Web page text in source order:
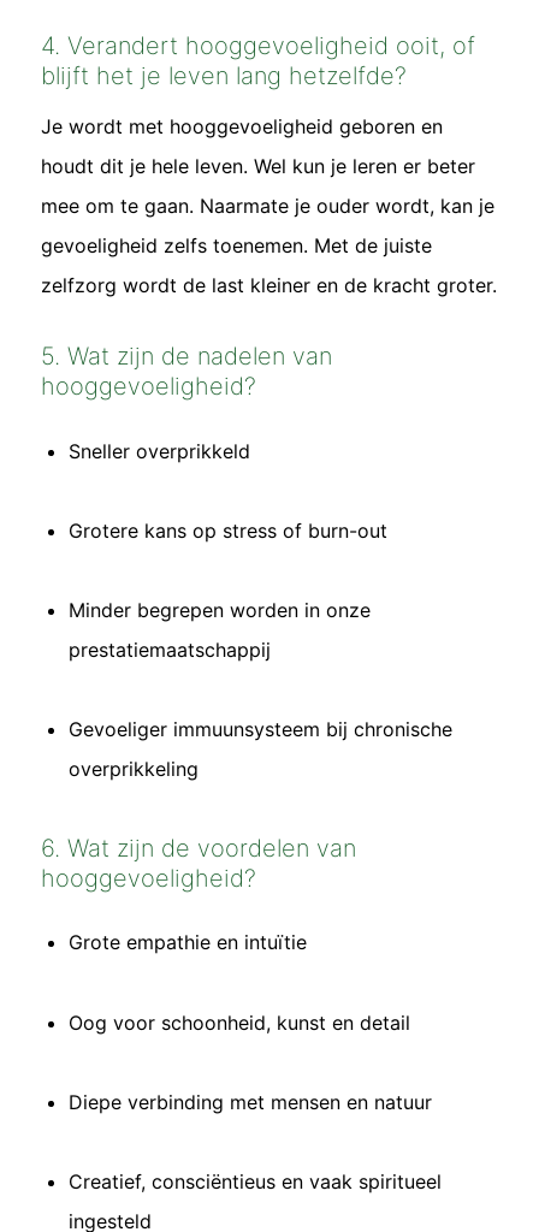
4. Verandert hooggevoeligheid ooit, of
blijft het je leven lang hetzelfde?
Je wordt met hooggevoeligheid geboren en
houdt dit je hele leven. Wel kun je leren er beter
mee om te gaan. Naarmate je ouder wordt, kan je
gevoeligheid zelfs toenemen. Met de juiste
zelfzorg wordt de last kleiner en de kracht groter.
5. Wat zijn de nadelen van
hooggevoeligheid?
Sneller overprikkeld
Grotere kans op stress of burn-out
Minder begrepen worden in onze
prestatiemaatschappij
Gevoeliger immuunsysteem bij chronische
overprikkeling
6. Wat zijn de voordelen van
hooggevoeligheid?
Grote empathie en intuïtie
Oog voor schoonheid, kunst en detail
Diepe verbinding met mensen en natuur
Creatief, consciëntieus en vaak spiritueel
ingesteld